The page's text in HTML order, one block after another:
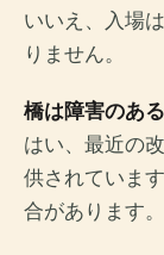
いいえ、入場
りません。
橋は障害のあ
はい、最近の
供されていま
合があります。